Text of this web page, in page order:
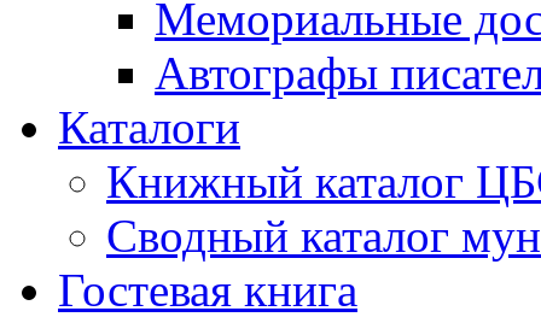
Мемориальные
Автографы
Каталоги
Книжный каталог
Сводный каталог
Гостевая книга